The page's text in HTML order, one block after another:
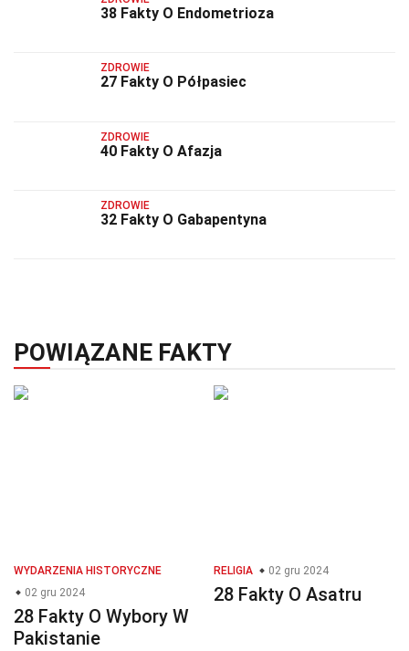
38 Fakty O Endometrioza
ZDROWIE
27 Fakty O Półpasiec
ZDROWIE
40 Fakty O Afazja
ZDROWIE
32 Fakty O Gabapentyna
POWIĄZANE FAKTY
WYDARZENIA HISTORYCZNE
02 gru 2024
28 Fakty O Wybory W
Pakistanie
RELIGIA 02 gru 2024
28 Fakty O Asatru